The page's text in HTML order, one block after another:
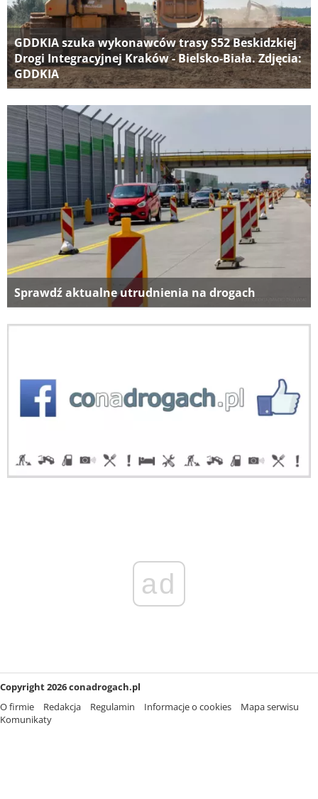
GDDKIA szuka wykonawców trasy S52 Beskidzkiej
Drogi Integracyjnej Kraków - Bielsko-Biała. Zdjęcia:
GDDKIA
Sprawdź aktualne utrudnienia na drogach
ad
Copyright 2026 conadrogach.pl
O firmie
Redakcja Regulamin Informacje o cookies
Mapa serwisu
Komunikaty